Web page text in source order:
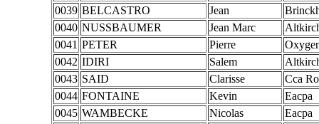
0039 BELCASTRO Jean
0040 NUSSBAUMER Jean Marc
0041 PETER Pierre
0042 IDIRI Salem
0043 SAID Clarisse
Cca
0044 FONTAINE Kevin
Eacpa
0045 WAMBECKE Nicolas
Eacpa